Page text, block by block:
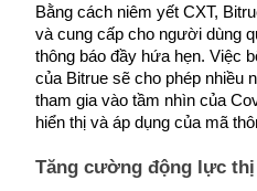
Lợi nhuận cao và truy cập
Bằng cách niêm yết CXT,
và cung cấp cho người dùng
thông báo đầy hứa hẹn. Việc
của Bitrue sẽ cho phép nhiều
tham gia vào tầm nhìn của
hiển thị và áp dụng của mã
Tăng cường động lực